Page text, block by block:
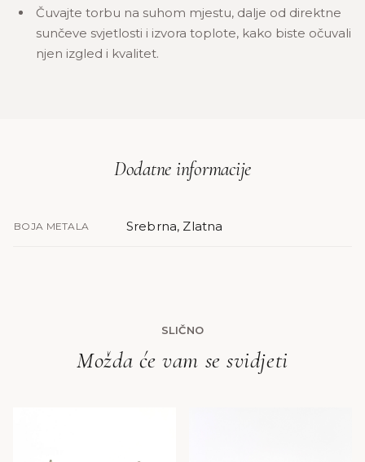
Čuvajte torbu na suhom mjestu, dalje od direktne
sunčeve svjetlosti i izvora toplote, kako biste očuvali
njen izgled i kvalitet.
Dodatne informacije
BOJA METALA Srebrna, Zlatna
SLIČNO
Možda će vam se svidjeti